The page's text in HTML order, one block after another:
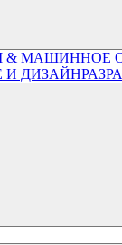
& МАШИННОЕ
И ДИЗАЙН